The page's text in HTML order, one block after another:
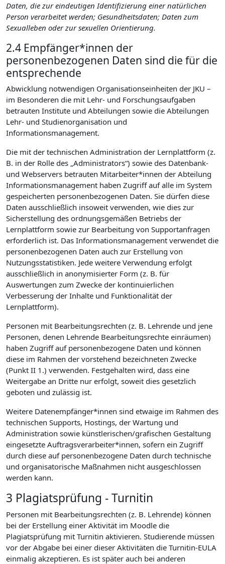
Daten, die zur eindeutigen Identifizierung einer natürlichen
Person verarbeitet werden; Gesundheitsdaten; Daten zum
Sexualleben oder zur sexuellen Orientierung.
2.4 Empfänger*innen der
personenbezogenen Daten sind die für die
entsprechende
Abwicklung notwendigen Organisationseinheiten der JKU –
im Besonderen die mit Lehr- und Forschungsaufgaben
betrauten Institute und Abteilungen sowie die Abteilungen
Lehr- und Studienorganisation und
Informationsmanagement.
Die mit der technischen Administration der Lernplattform (z.
B. in der Rolle des „Administrators“) sowie des Datenbank-
und Webservers betrauten Mitarbeiter*innen der Abteilung
Informationsmanagement haben Zugriff auf alle im System
gespeicherten personenbezogenen Daten. Sie dürfen diese
Daten ausschließlich insoweit verwenden, wie dies zur
Sicherstellung des ordnungsgemäßen Betriebs der
Lernplattform sowie zur Bearbeitung von Supportanfragen
erforderlich ist. Das Informationsmanagement verwendet die
personenbezogenen Daten auch zur Erstellung von
Nutzungsstatistiken. Jede weitere Verwendung erfolgt
ausschließlich in anonymisierter Form (z. B. für
Auswertungen zum Zwecke der kontinuierlichen
Verbesserung der Inhalte und Funktionalität der
Lernplattform).
Personen mit Bearbeitungsrechten (z. B. Lehrende und jene
Personen, denen Lehrende Bearbeitungsrechte einräumen)
haben Zugriff auf personenbezogene Daten und können
diese im Rahmen der vorstehend bezeichneten Zwecke
(Punkt II 1.) verwenden. Festgehalten wird, dass eine
Weitergabe an Dritte nur erfolgt, soweit dies gesetzlich
geboten und zulässig ist.
Weitere Datenempfänger*innen sind etwaige im Rahmen des
technischen Supports, Hostings, der Wartung und
Administration sowie künstlerischen/grafischen Gestaltung
eingesetzte Auftragsverarbeiter*innen, sofern ein Zugriff
durch diese auf personenbezogene Daten durch technische
und organisatorische Maßnahmen nicht ausgeschlossen
werden kann.
3 Plagiatsprüfung - Turnitin
Personen mit Bearbeitungsrechten (z. B. Lehrende) können
bei der Erstellung einer Aktivität im Moodle die
Plagiatsprüfung mit Turnitin aktivieren. Studierende müssen
vor der Abgabe bei einer dieser Aktivitäten die Turnitin-EULA
einmalig akzeptieren. Es ist später auch bei anderen